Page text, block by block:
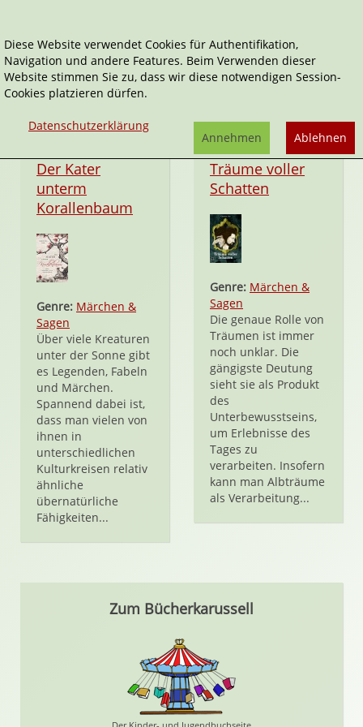
Märchenspinnerei
Der Kater
unterm
Korallenbaum
Genre: Märchen &
Sagen
Über viele Kreaturen
unter der Sonne gibt
es Legenden, Fabeln
und Märchen.
Spannend dabei ist,
dass man vielen von
ihnen in
unterschiedlichen
Kulturkreisen relativ
ähnliche
übernatürliche
Fähigkeiten...
Taschenbuch
Träume voller
Schatten
Genre: Märchen &
Sagen
Die genaue Rolle von
Träumen ist immer
noch unklar. Die
gängigste Deutung
sieht sie als Produkt
des
Unterbewusstseins,
um Erlebnisse des
Tages zu
verarbeiten. Insofern
kann man Albträume
als Verarbeitung...
Zum Bücherkarussell
Diese Website verwendet Cookies für Authentifikation,
Navigation und andere Features. Beim Verwenden dieser
Website stimmen Sie zu, dass wir diese notwendigen Session-
Cookies platzieren dürfen.
Datenschutzerklärung
Ablehnen
Annehmen